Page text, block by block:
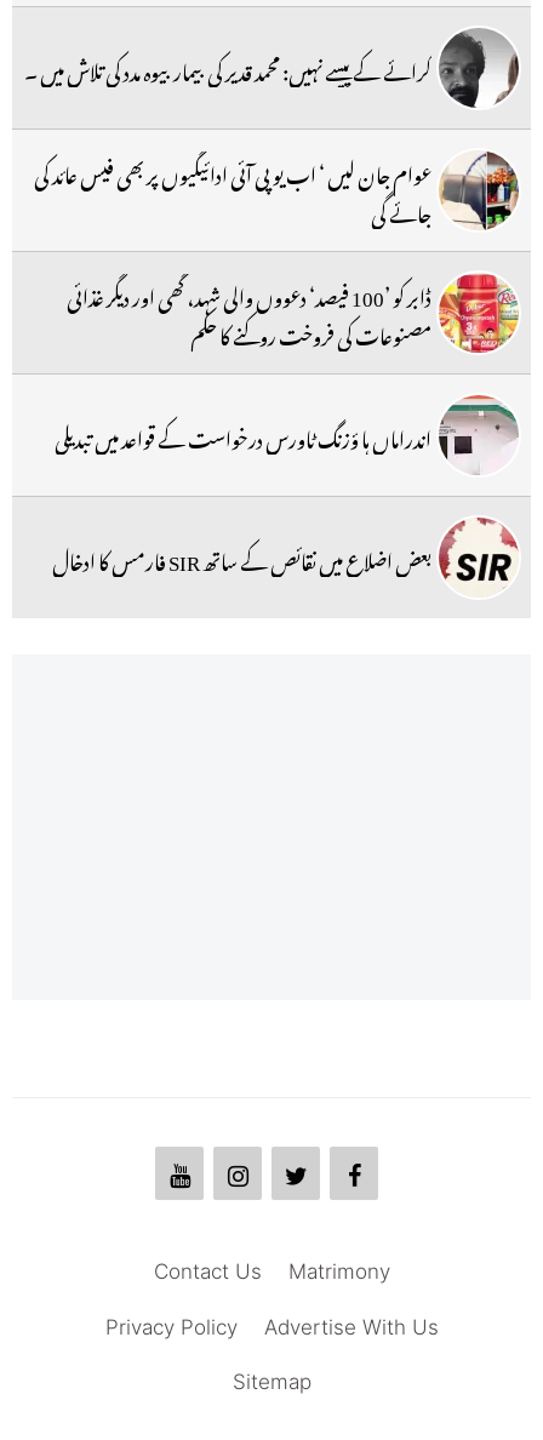
کرائے کے پیسے نہیں: محمد قدیر کی بیمار بیوہ مدد کی تلاش میں ۔
عوام جان لیں ‘ اب یو پی آئی ادائیگیوں پر بھی فیس عائد کی
جائے گی
ڈابر کو ’100 فیصد‘ دعووں والی شہد، گھی اور دیگر غذائی
مصنوعات کی فروخت روکنے کا حکم
اندراماں ہا ؤزنگ ٹاورس درخواست کے قواعد میں تبدیلی
بعض اضلاع میں نقائص کے ساتھ SIR فارمس کا ادخال
Matrimony
Contact Us
Advertise With Us
Privacy Policy
Sitemap